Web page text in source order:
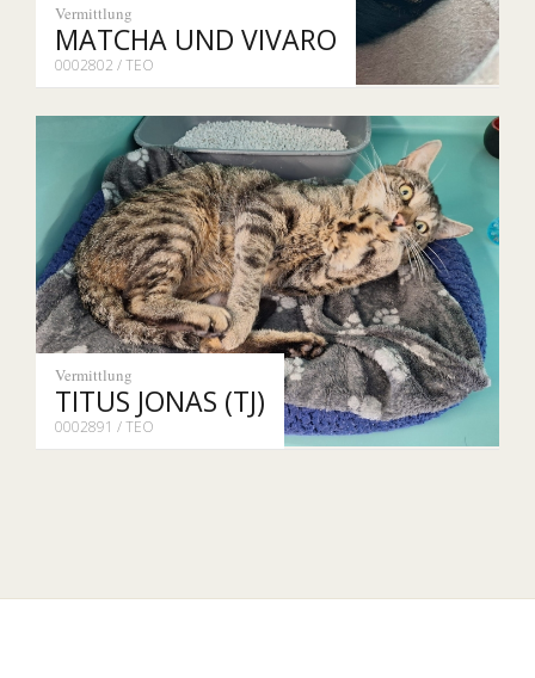
Vermittlung
MATCHA UND VIVARO
0002802 / TEO
Vermittlung
TITUS JONAS (TJ)
0002891 / TEO